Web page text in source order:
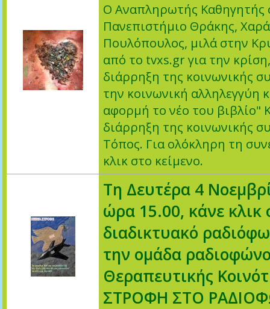
Ο Αναπληρωτής Καθηγητής
Πανεπιστήμιο Θράκης,
Πουλόπουλος, μιλά στην
από το tvxs.gr για την
διάρρηξη της κοινωνικής
την κοινωνική αλληλεγγύη
αφορμή το νέο του βιβλίο"
διάρρηξη της κοινωνικής
Τόπος. Για ολόκληρη τη
κλικ στο κείμενο.
Τη Δευτέρα 4
ώρα 15.00, κάνε κλικ
διαδικτυακό
την ομάδα
Θεραπευτικής
ΣΤΡΟΦΗ ΣΤΟ